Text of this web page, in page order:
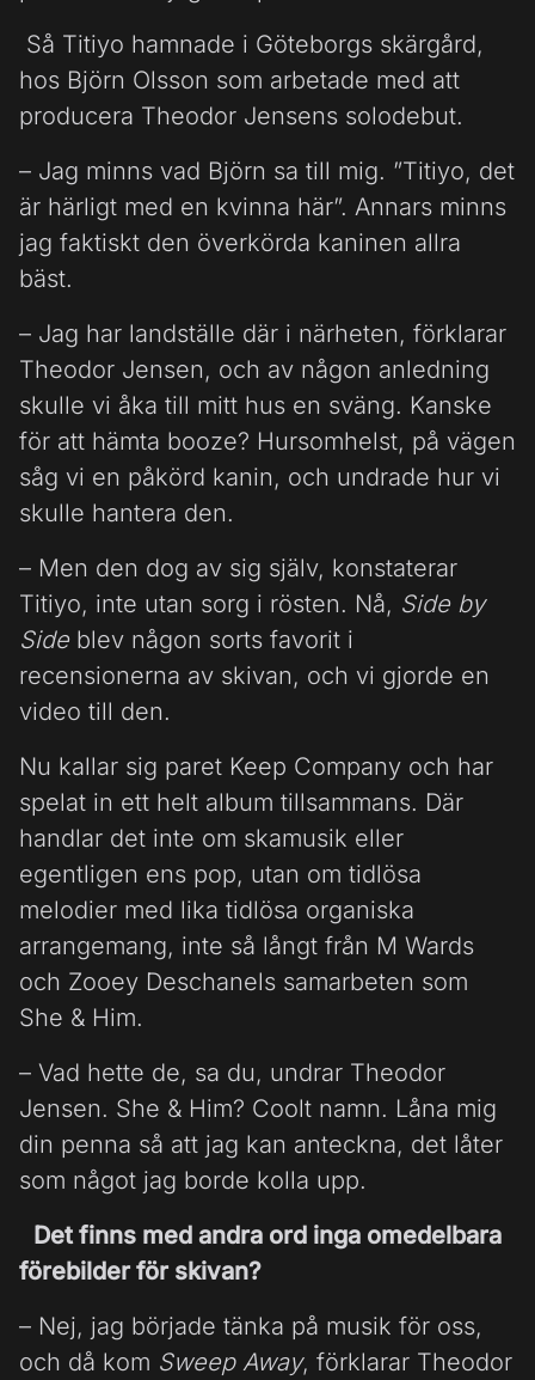
Så Titiyo hamnade i Göteborgs skärgård,
hos Björn Olsson som arbetade med att
producera Theodor Jensens solodebut.
– Jag minns vad Björn sa till mig. ”Titiyo, det
är härligt med en kvinna här”. Annars minns
jag faktiskt den överkörda kaninen allra
bäst.
– Jag har landställe där i närheten, förklarar
Theodor Jensen, och av någon anledning
skulle vi åka till mitt hus en sväng. Kanske
för att hämta booze? Hursomhelst, på vägen
såg vi en påkörd kanin, och undrade hur vi
skulle hantera den.
– Men den dog av sig själv, konstaterar
Titiyo, inte utan sorg i rösten. Nå, Side by
Side blev någon sorts favorit i
recensionerna av skivan, och vi gjorde en
video till den.
Nu kallar sig paret Keep Company och har
spelat in ett helt album tillsammans. Där
handlar det inte om skamusik eller
egentligen ens pop, utan om tidlösa
melodier med lika tidlösa organiska
arrangemang, inte så långt från M Wards
och Zooey Deschanels samarbeten som
She & Him.
– Vad hette de, sa du, undrar Theodor
Jensen. She & Him? Coolt namn. Låna mig
din penna så att jag kan anteckna, det låter
som något jag borde kolla upp.
Det finns med andra ord inga omedelbara
förebilder för skivan?
– Nej, jag började tänka på musik för oss,
och då kom Sweep Away, förklarar Theodor